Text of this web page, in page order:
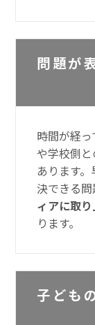
問題が
時間が経
や学校側
あります
決できる
ィアに取
ります。
子ども